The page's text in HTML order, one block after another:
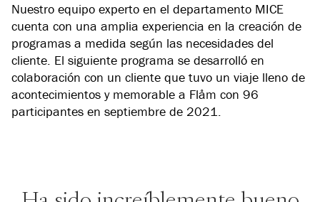
Nuestro equipo experto en el departamento MICE
cuenta con una amplia experiencia en la creación de
programas a medida según las necesidades del
cliente. El siguiente programa se desarrolló en
colaboración con un cliente que tuvo un viaje lleno de
acontecimientos y memorable a Flåm con 96
participantes en septiembre de 2021.